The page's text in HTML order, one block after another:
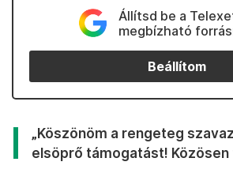
Állítsd be a
megbízható
Beállítom
„Köszönöm a rengeteg
elsöprő támogatást! Közösen